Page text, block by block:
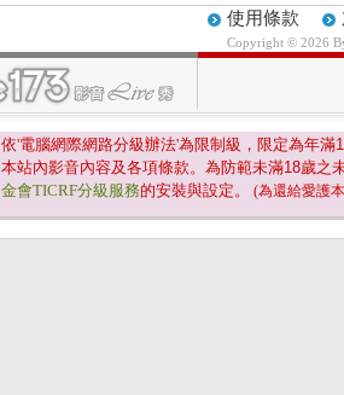
使用條款
Copyright © 2026
依'電腦網際網路分級辦法'為限制級，限定為年滿
本站內影音內容及各項條款。為防範未滿18歲之
金會TICRF分級服務的安裝與設定。 (為還給愛護